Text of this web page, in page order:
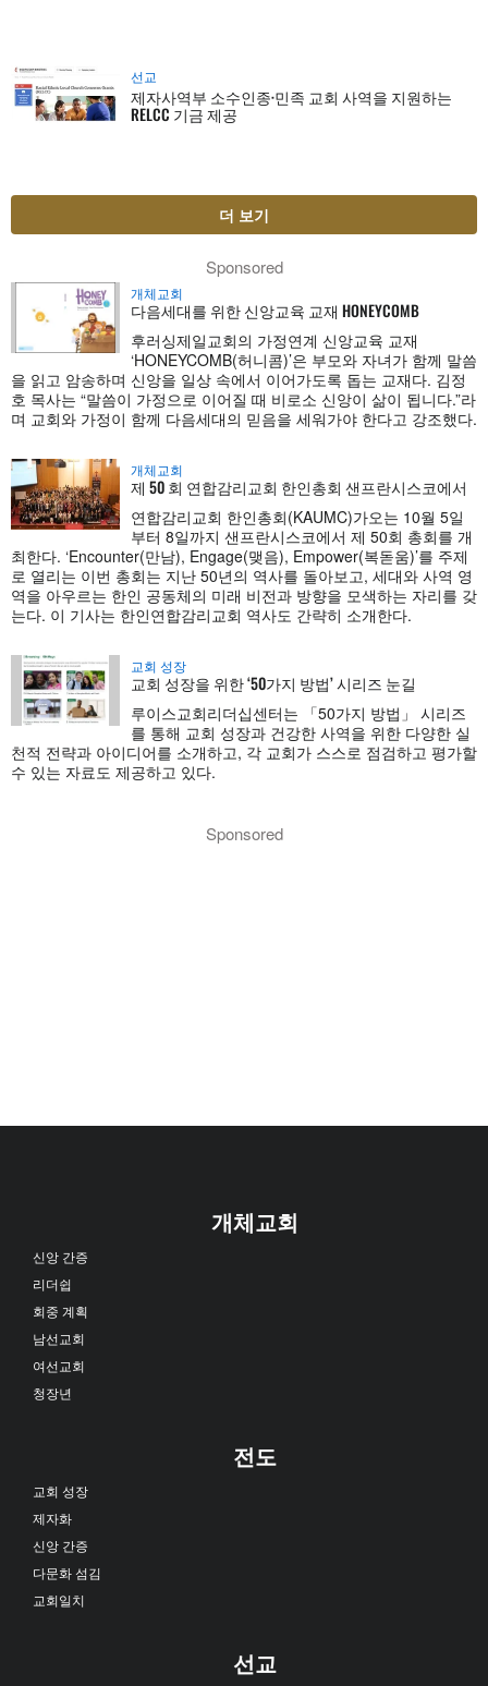
선교
제자사역부 소수인종·민족 교회 사역을 지원하는
RELCC 기금 제공
더 보기
Sponsored
개체교회
다음세대를 위한 신앙교육 교재 HONEYCOMB
후러싱제일교회의 가정연계 신앙교육 교재
‘HONEYCOMB(허니콤)’은 부모와 자녀가 함께 말씀
을 읽고 암송하며 신앙을 일상 속에서 이어가도록 돕는 교재다. 김정
호 목사는 “말씀이 가정으로 이어질 때 비로소 신앙이 삶이 됩니다.”라
며 교회와 가정이 함께 다음세대의 믿음을 세워가야 한다고 강조했다.
개체교회
제 50 회 연합감리교회 한인총회 샌프란시스코에서
연합감리교회 한인총회(KAUMC)가오는 10월 5일
부터 8일까지 샌프란시스코에서 제 50회 총회를 개
최한다. ‘Encounter(만남), Engage(맺음), Empower(복돋움)’를 주제
로 열리는 이번 총회는 지난 50년의 역사를 돌아보고, 세대와 사역 영
역을 아우르는 한인 공동체의 미래 비전과 방향을 모색하는 자리를 갖
는다. 이 기사는 한인연합감리교회 역사도 간략히 소개한다.
교회 성장
교회 성장을 위한 ‘50가지 방법’ 시리즈 눈길
루이스교회리더십센터는 「50가지 방법」 시리즈
를 통해 교회 성장과 건강한 사역을 위한 다양한 실
천적 전략과 아이디어를 소개하고, 각 교회가 스스로 점검하고 평가할
수 있는 자료도 제공하고 있다.
Sponsored
개체교회
신앙 간증
리더쉽
회중 계획
남선교회
여선교회
청장년
전도
교회 성장
제자화
신앙 간증
다문화 섬김
교회일치
선교